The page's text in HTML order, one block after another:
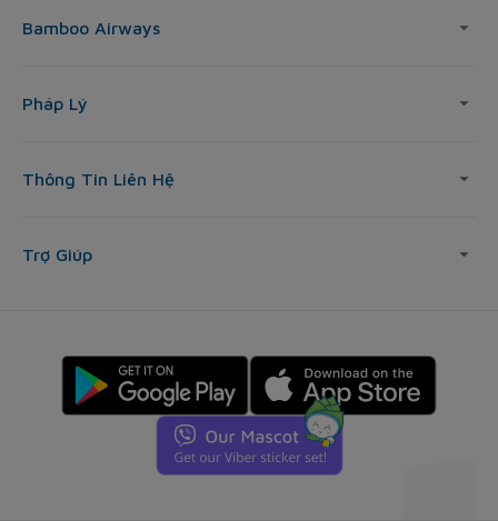
Bamboo Airways
Pháp Lý
Thông Tin Liên Hệ
Trợ Giúp